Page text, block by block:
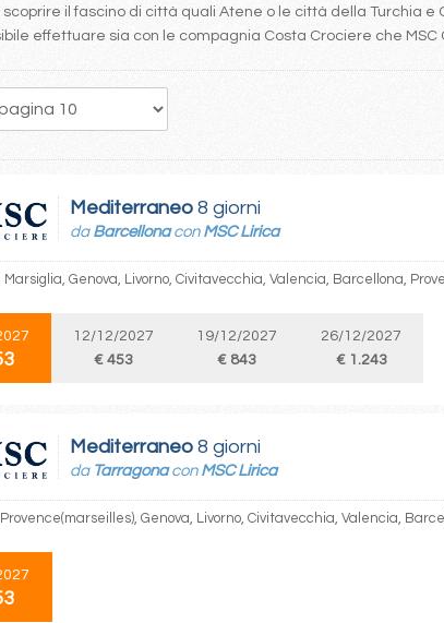
il fascino di città quali Atene o le città della Turchia e
effettuare sia con le compagnia Costa Crociere che MSC
28 29
Mediterraneo 8 giorni
da Barcellonacon MSC Lirica
Marsiglia, Genova, Livorno, Civitavecchia, Valencia, Barcellona,
12/12/2027
€ 453
19/12/2027
€ 843
26/12/2027
€ 1.243
Mediterraneo 8 giorni
da Tarragonacon MSC Lirica
Genova, Livorno, Civitavecchia, Valencia,